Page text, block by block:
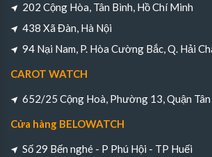
202 Cộng Hòa, Tân Bình, Hồ Chí Minh
438 Xã Đàn, Hà Nội
94 Nại Nam, P. Hòa Cường Bắc, Q. Hải
CAROT WATCH
652/25 Cộng Hoà, Phường 13, Quận
Cửa hàng BELOWATCH
Số 29 Bến nghé - P Phú Hội - TP Huếi